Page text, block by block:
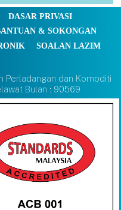
DASAR PRIVASI
& SOKONGAN
SOALAN LAZIM
Perladangan dan Komoditi
Bulan : 90569